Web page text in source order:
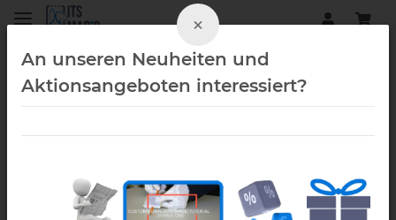
Close-Up (Downloads)
×
An unseren Neuheiten und
Aktionsangeboten interessiert?